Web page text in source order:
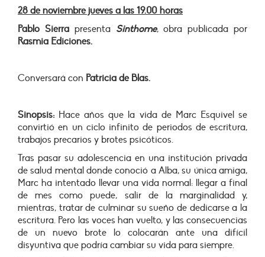
28 de noviembre jueves a las 19.00 horas
Pablo Sierrapresenta Sinthome, obra publicada por
Rasmia Ediciones.
Conversará con Patricia de Blas.
Sinopsis:Hace años que la vida de Marc Esquivel se
convirtió en un ciclo infinito de periodos de escritura,
trabajos precarios y brotes psicóticos.
Tras pasar su adolescencia en una institución privada
de salud mental donde conoció a Alba, su única amiga,
Marc ha intentado llevar una vida normal: llegar a final
de mes como puede, salir de la marginalidad y,
mientras, tratar de culminar su sueño de dedicarse a la
escritura. Pero las voces han vuelto, y las consecuencias
de un nuevo brote lo colocarán ante una difícil
disyuntiva que podría cambiar su vida para siempre.